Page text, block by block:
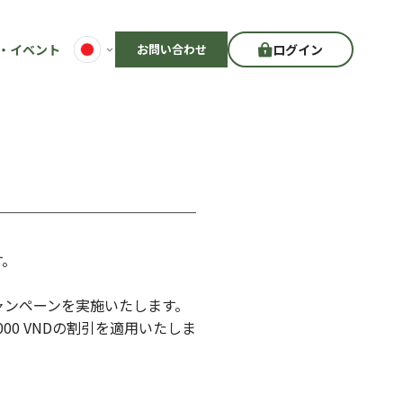
イベント お問い合わせ ログイン
ペーンを実施いたします。
VNDの割引を適用いたしま